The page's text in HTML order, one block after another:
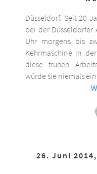
Düsseldorf. Seit 20
bei der Düsseldorfer
Uhr morgens bis
Kehrmaschine in
diese frühen
würde sie niemals
26. Juni